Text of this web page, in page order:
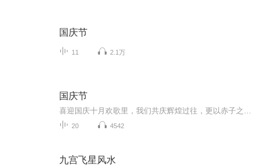
国庆节
11 2.1万
国庆节
20 4542
九宫飞星风水